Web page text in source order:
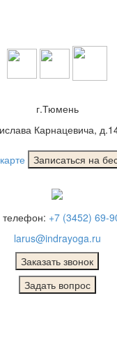
г.Тюмень
Карнацевича,
+7 (3452) 69-
larus@indrayoga.ru